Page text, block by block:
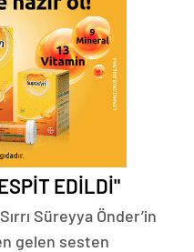
EDİLDİ"
Süreyya Önder’in
gelen sesten